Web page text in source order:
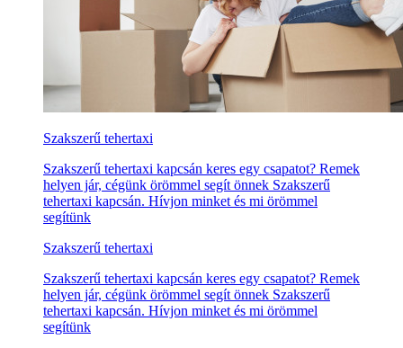
Szakszerű tehertaxi
Szakszerű tehertaxi kapcsán keres egy csapatot? Remek
helyen jár, cégünk örömmel segít önnek Szakszerű
tehertaxi kapcsán. Hívjon minket és mi örömmel
segítünk
Szakszerű tehertaxi
Szakszerű tehertaxi kapcsán keres egy csapatot? Remek
helyen jár, cégünk örömmel segít önnek Szakszerű
tehertaxi kapcsán. Hívjon minket és mi örömmel
segítünk